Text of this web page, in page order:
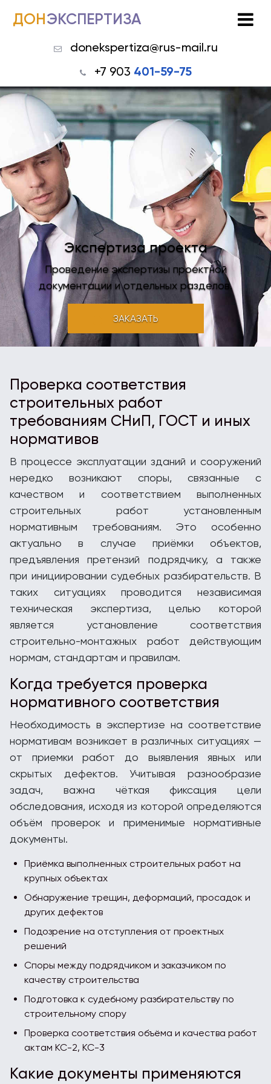
ДОНЭКСПЕРТИЗА
donekspertiza@rus-mail.ru
+7 903 401-59-75
Экспертиза проекта
Проведение экспертизы проектной
документации и отдельных разделов.
ЗАКАЗАТЬ
Проверка соответствия
строительных работ
требованиям СНиП, ГОСТ и иных
нормативов
В процессе эксплуатации зданий и сооружений
нередко возникают споры, связанные с
качеством и соответствием выполненных
строительных работ установленным
нормативным требованиям. Это особенно
актуально в случае приёмки объектов,
предъявления претензий подрядчику, а также
при инициировании судебных разбирательств. В
таких ситуациях проводится независимая
техническая экспертиза, целью которой
является установление соответствия
строительно-монтажных работ действующим
нормам, стандартам и правилам.
Когда требуется проверка
нормативного соответствия
Необходимость в экспертизе на соответствие
нормативам возникает в различных ситуациях —
от приемки работ до выявления явных или
скрытых дефектов. Учитывая разнообразие
задач, важна чёткая фиксация цели
обследования, исходя из которой определяются
объём проверок и применимые нормативные
документы.
Приёмка выполненных строительных работ на
крупных объектах
Обнаружение трещин, деформаций, просадок и
других дефектов
Подозрение на отступления от проектных
решений
Споры между подрядчиком и заказчиком по
качеству строительства
Подготовка к судебному разбирательству по
строительному спору
Проверка соответствия объёма и качества работ
актам КС-2, КС-3
Какие документы применяются